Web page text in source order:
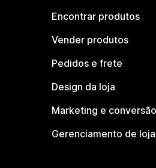
Encontrar produtos
Vender produtos
Pedidos e frete
Design da loja
Marketing e conversão
Gerenciamento de loja